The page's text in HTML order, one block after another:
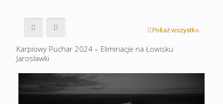
Pokaż wszystko
Karpiowy Puchar 2024 – Eliminacje na Łowisku
Jarosławki